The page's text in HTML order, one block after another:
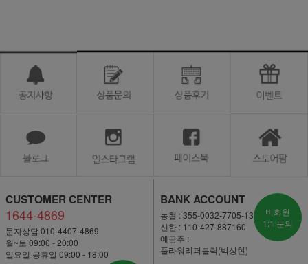
CUSTOMER CENTER
1644-4869
문자상담 010-4407-4869
월~토 09:00 - 20:00
일요일·공휴일 09:00 - 18:00
BANK ACCOUNT
농협 : 355-0032-7705-13
신한 : 110-427-887160
예금주 :
플라워리퍼블릭(박상현)
비회원
1:1 문의